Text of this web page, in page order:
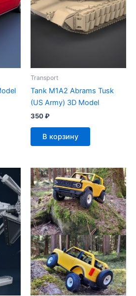
Transport
Tank M1A2 Abrams Tusk
(US Army) 3D Model
350₽
В корзину